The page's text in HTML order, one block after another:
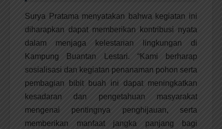
Surya Pratama menyatakan bahwa kegiatan ini
diharapkan dapat memberikan kontribusi nyata
dalam menjaga kelestarian lingkungan di
Kampung Buantan Lestari. “Kami berharap
sosialisasi dan kegiatan penanaman pohon serta
pembagian bibit buah ini dapat meningkatkan
kesadaran dan pengetahuan masyarakat
mengenai pentingnya penghijauan, serta
memberikan manfaat jangka panjang bagi